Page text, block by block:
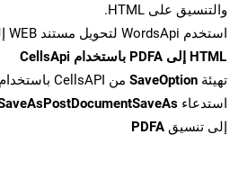
والتنسيق على HTML.
استخدم WordsApi لتحويل مستند WEB إلى HTML.
تهيئة SaveOption من CellsAPI باستخدام SaveFormat كـ PDFA
استدعاء
إلى تنسيق PDFA